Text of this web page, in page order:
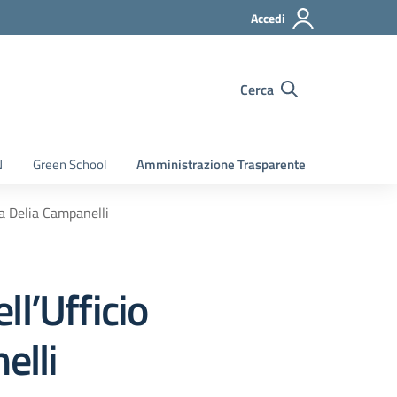
Accedi
Cerca
Green School Amministrazione Trasparente
Delia Campanelli